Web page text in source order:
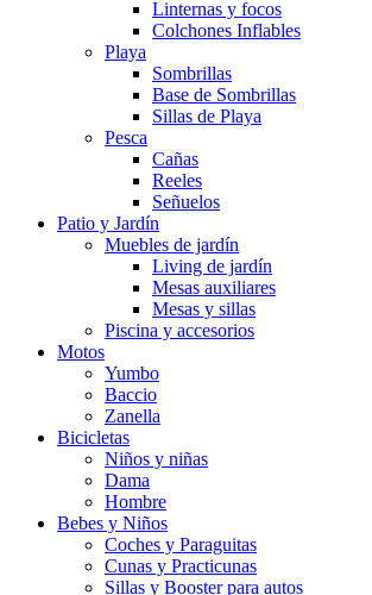
Linternas y focos
Colchones Inflables
Playa
Sombrillas
Base de Sombrillas
Sillas de Playa
Pesca
Cañas
Reeles
Señuelos
Patio y Jardín
Muebles de jardín
Living de jardín
Mesas auxiliares
Mesas y sillas
Piscina y accesorios
Motos
Yumbo
Baccio
Zanella
Bicicletas
Niños y niñas
Dama
Hombre
Bebes y Niños
Coches y Paraguitas
Cunas y Practicunas
Sillas y Booster para autos